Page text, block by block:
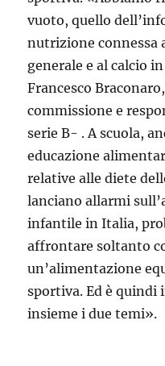
vuoto, quello
nutrizione connessa
generale e al calcio
Francesco
commissione e
serie B- . A scuola,
educazione
relative alle diete
lanciano allarmi
infantile in Italia,
affrontare soltanto
un’alimentazione
sportiva. Ed è
insieme i due temi».